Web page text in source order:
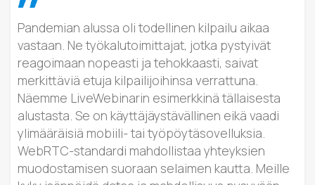
Pandemian alussa oli todellinen kilpailu aikaa
vastaan. Ne työkalutoimittajat, jotka pystyivät
reagoimaan nopeasti ja tehokkaasti, saivat
merkittäviä etuja kilpailijoihinsa verrattuna.
Näemme LiveWebinarin esimerkkinä tällaisesta
alustasta. Se on käyttäjäystävällinen eikä vaadi
ylimääräisiä mobiili- tai työpöytäsovelluksia.
WebRTC-standardi mahdollistaa yhteyksien
muodostamisen suoraan selaimen kautta. Meille